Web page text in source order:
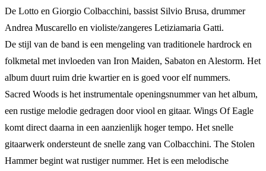
De Lotto en Giorgio Colbacchini, bassist Silvio Brusa, drummer
Andrea Muscarello en violiste/zangeres Letiziamaria Gatti.
De stijl van de band is een mengeling van traditionele hardrock en
folkmetal met invloeden van Iron Maiden, Sabaton en Alestorm. Het
album duurt ruim drie kwartier en is goed voor elf nummers.
Sacred Woods is het instrumentale openingsnummer van het album,
een rustige melodie gedragen door viool en gitaar. Wings Of Eagle
komt direct daarna in een aanzienlijk hoger tempo. Het snelle
gitaarwerk ondersteunt de snelle zang van Colbacchini. The Stolen
Hammer begint wat rustiger nummer. Het is een melodische